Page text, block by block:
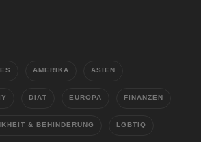
AMERIKA ASIEN
DIÄT EUROPA FINANZEN
& BEHINDERUNG LGBTIQ